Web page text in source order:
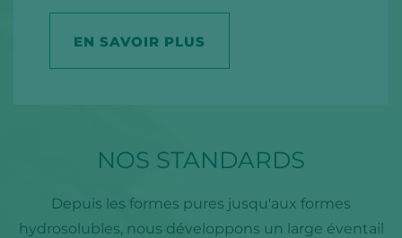
EN SAVOIR PLUS
NOS STANDARDS
Depuis les formes pures jusqu'aux formes
hydrosolubles, nous développons un large éventail